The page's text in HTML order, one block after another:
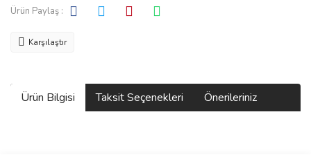
Ürün Paylaş :
Karşılaştır
Ürün Bilgisi Taksit Seçenekleri Önerileriniz